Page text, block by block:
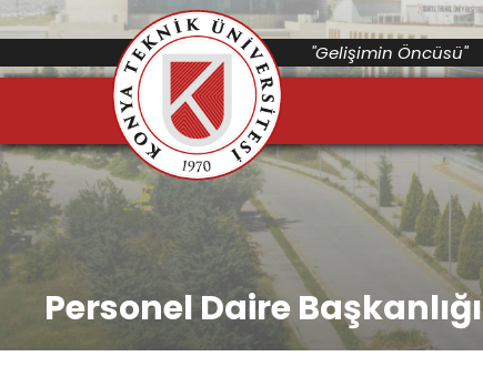
"Gelişimin Öncüsü"
Personel Daire Başkanlığı